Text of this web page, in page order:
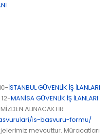
İSTANBUL GÜVENLİK İŞ İLANLARI
12-MANİSA GÜVENLİK İŞ İLANLARI
ALINACAKTIR
is-basvuru-formu/
mevcuttur. Müracatları